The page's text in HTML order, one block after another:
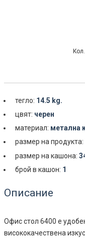
тегло: 14.5 kg.
цвят: черен
материал: метална
размер на продукта:
размер на кашона:
брой в кашон: 1
Описание
Офис стол 6400 е
висококачествена